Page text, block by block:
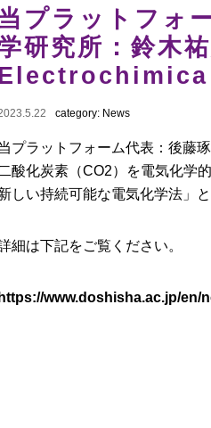
当プラットフォ
研究所：鈴木
category: News
プラットフォーム代表：後藤
二酸化炭素（CO2）を電気化学
しい持続可能な電気化学法」
細は下記をご覧ください。
https://www.doshisha.ac.jp/en/